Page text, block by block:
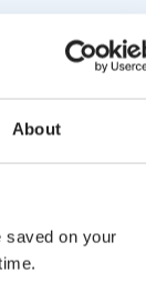
About
saved on your